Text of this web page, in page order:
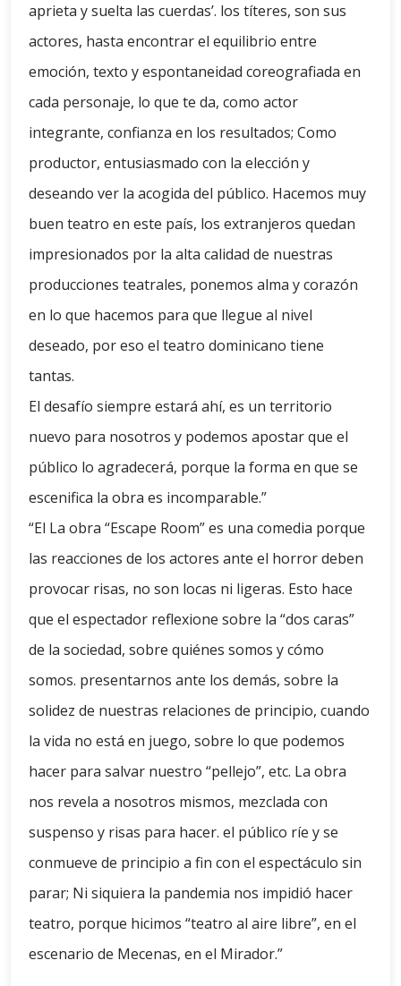
aprieta y suelta las cuerdas’. los títeres, son sus
actores, hasta encontrar el equilibrio entre
emoción, texto y espontaneidad coreografiada en
cada personaje, lo que te da, como actor
integrante, confianza en los resultados; Como
productor, entusiasmado con la elección y
deseando ver la acogida del público. Hacemos muy
buen teatro en este país, los extranjeros quedan
impresionados por la alta calidad de nuestras
producciones teatrales, ponemos alma y corazón
en lo que hacemos para que llegue al nivel
deseado, por eso el teatro dominicano tiene
tantas.
El desafío siempre estará ahí, es un territorio
nuevo para nosotros y podemos apostar que el
público lo agradecerá, porque la forma en que se
escenifica la obra es incomparable.”
“El La obra “Escape Room” es una comedia porque
las reacciones de los actores ante el horror deben
provocar risas, no son locas ni ligeras. Esto hace
que el espectador reflexione sobre la “dos caras”
de la sociedad, sobre quiénes somos y cómo
somos. presentarnos ante los demás, sobre la
solidez de nuestras relaciones de principio, cuando
la vida no está en juego, sobre lo que podemos
hacer para salvar nuestro “pellejo”, etc. La obra
nos revela a nosotros mismos, mezclada con
suspenso y risas para hacer. el público ríe y se
conmueve de principio a fin con el espectáculo sin
parar; Ni siquiera la pandemia nos impidió hacer
teatro, porque hicimos “teatro al aire libre”, en el
escenario de Mecenas, en el Mirador.”